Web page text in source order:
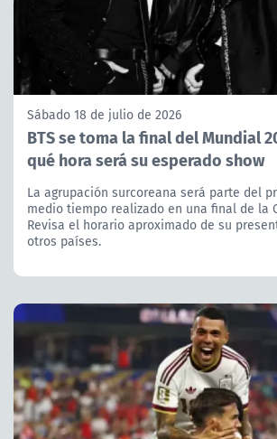
Sábado 18 de julio de 2026
BTS se toma la final del Mundial
qué hora será su esperado show
La agrupación surcoreana será parte del
medio tiempo realizado en una final de la
Revisa el horario aproximado de su
otros países.